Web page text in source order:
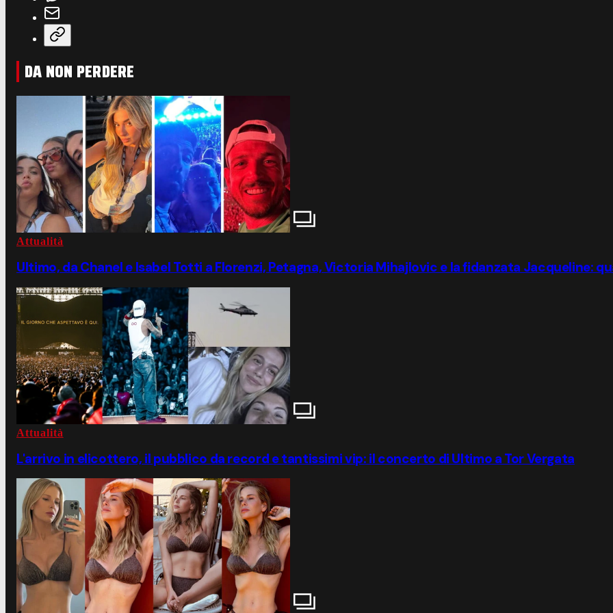
DA NON PERDERE
Attualità
Ultimo, da Chanel e Isabel Totti a Florenzi, Petagna, Victoria Mihajlovic e la fidanzata Jacqueline:
Attualità
L'arrivo in elicottero, il pubblico da record e tantissimi vip: il concerto di Ultimo a Tor Vergata